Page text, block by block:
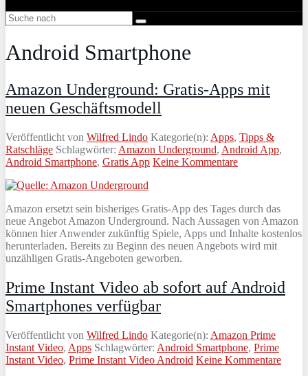
Android Smartphone
Amazon Underground: Gratis-Apps mit
neuen Geschäftsmodell
Veröffentlicht von Wilfred Lindo Kategorie(n): Apps, Tipps &
Ratschläge Schlagwörter: Amazon Underground, Android App,
Android Smartphone, Gratis App Keine Kommentare
Amazon ersetzt sein bisheriges Gratis-App des Tages durch das
neue Angebot Amazon Underground. Nach Aussagen von Amazon
können hier Anwender zukünftig Spiele, Apps und Inhalte kostenlos
herunterladen. Bereits zu Beginn des neuen Angebots wird mit
unzähligen Gratis-Angeboten geworben.
Prime Instant Video ab sofort auf Android
Smartphones verfügbar
Veröffentlicht von Wilfred Lindo Kategorie(n): Amazon Prime
Instant Video, Apps Schlagwörter: Android Smartphone, Prime
Instant Video, Prime Instant Video Android Keine Kommentare